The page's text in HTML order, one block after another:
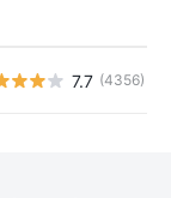
7.7 (4356)